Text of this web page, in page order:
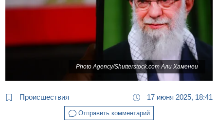
Photo Agency/Shutterstock.com Али Хаменеи
Происшествия 17 июня 2025, 18:41
Отправить комментарий